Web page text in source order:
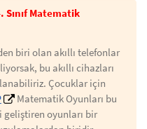
Sınıf Matematik
biri olan akıllı telefonlar
bu akıllı cihazları
Çocuklar için
Matematik Oyunları bu
oyunları bir